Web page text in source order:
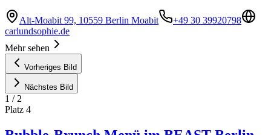
Alt-Moabit 99, 10559 Berlin Moabit
+49 30 39920798
carlundsophie.de
Mehr sehen
Vorheriges Bild
Nächstes Bild
1 / 2
Platz 4